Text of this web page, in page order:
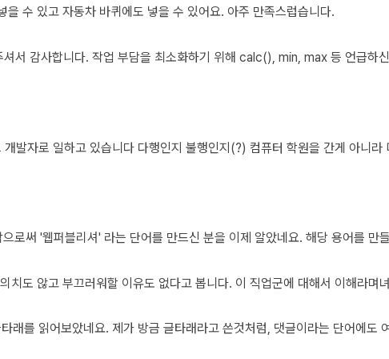
수 있고 자동차 바퀴에도 넣을 수 있어요. 아주 만족스럽습니다.